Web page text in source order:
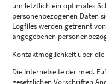
um letztlich ein optimales
personenbezogenen Daten
Logfiles werden getrennt
angegebenen
Kontaktmöglichkeit über die
Die Internetseite der med.
gesetzlichen Vorschriften